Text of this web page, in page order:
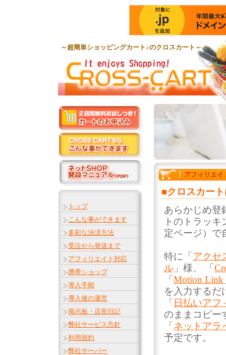
～超簡単ショッピングカート♪のクロスカート～
アフィリエイ
■クロスカー
あらかじめ登
トのトラッ
定ページ）で
特に「 アクセ
ル 」様、 「
「 Motion Link
を入力するだ
「 日払いアフ
のままコピー
「 ネットアラ
予定です。
トップ
こんな事ができます
多彩な決済方法
受注から発送まで
アフィリエイト対応
携帯ショップ
導入手順
導入後の運営
掲示板・店長日記
弊社サービス方針
利用規約
弊社サーバー